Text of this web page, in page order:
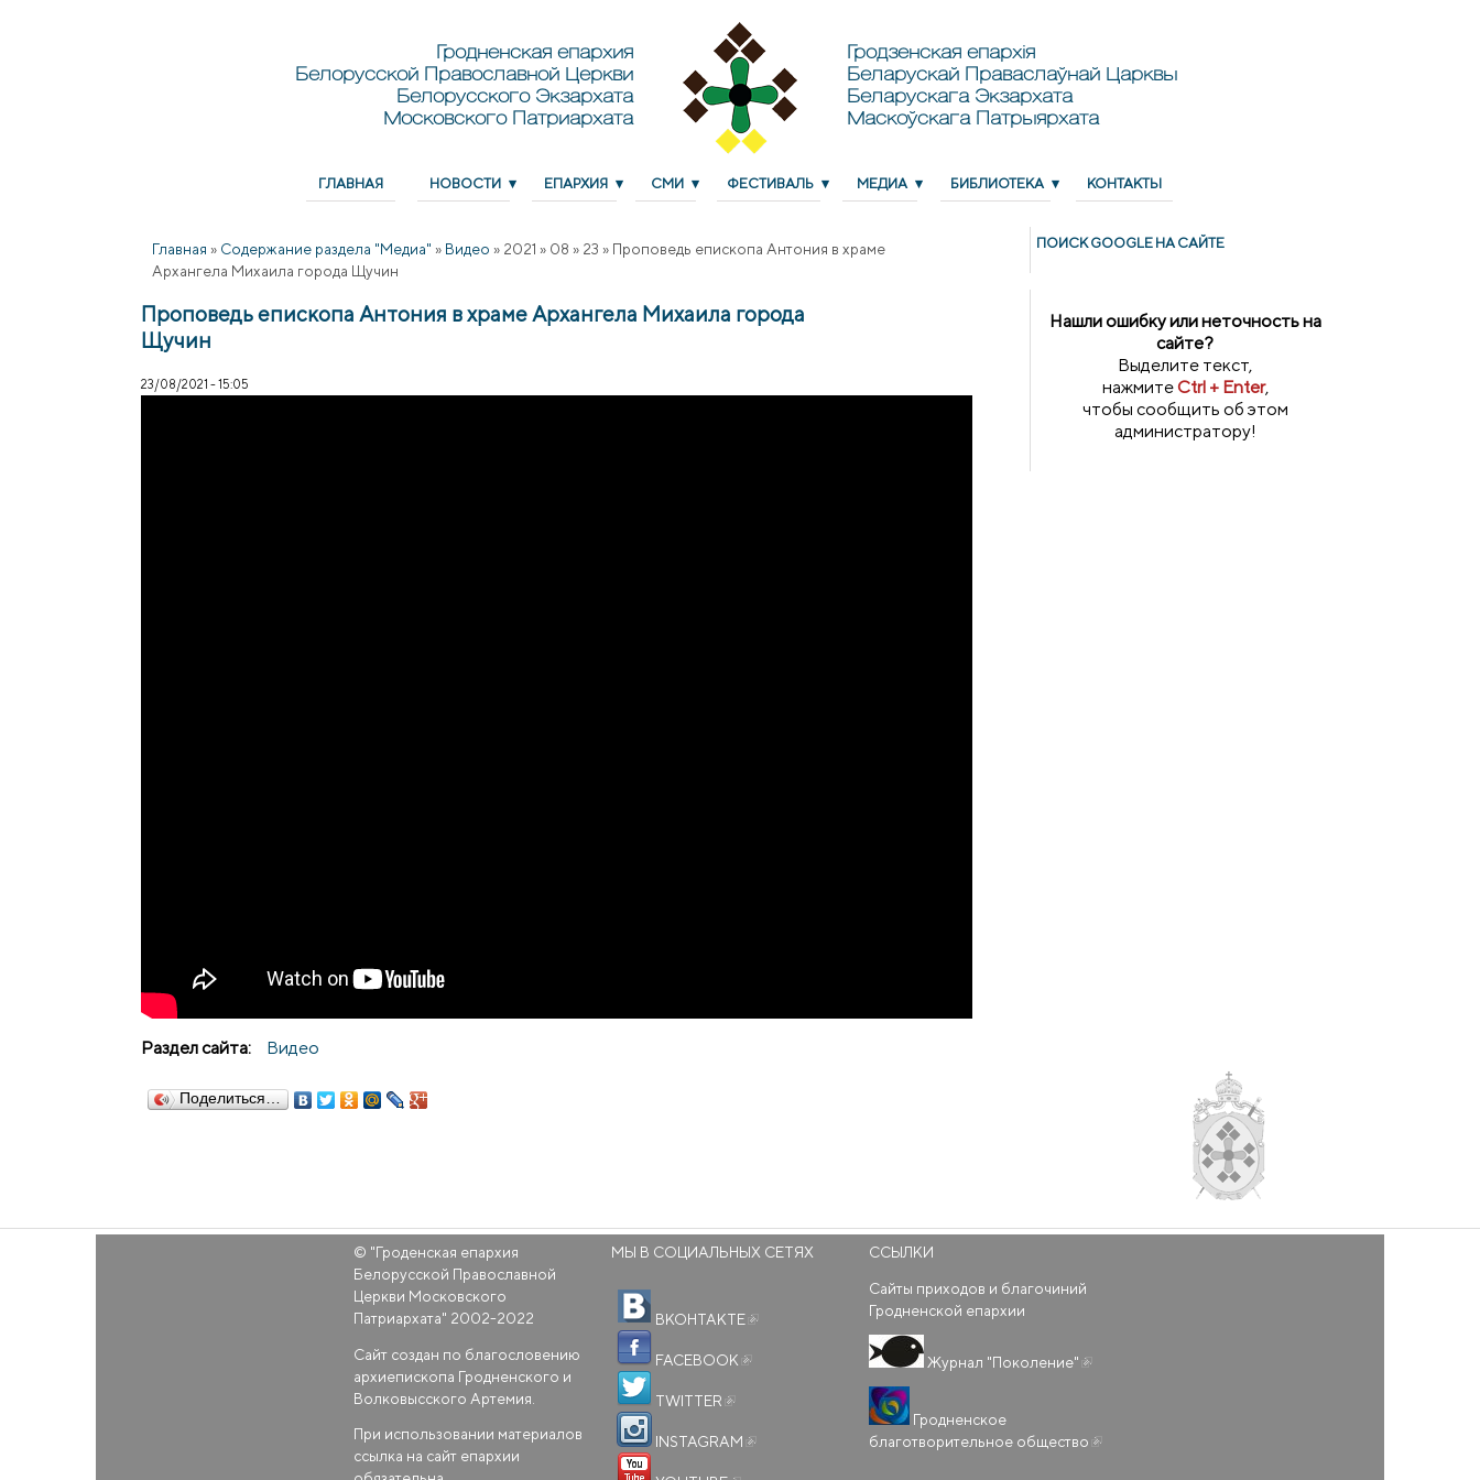
Гродненская епархия
Белорусской Православной Церкви
Белорусского Экзархата
Московского Патриархата
Гродзенская епархія
Беларускай Праваслаўнай Царквы
Беларускага Экзархата
Маскоўскага Патрыярхата
ГЛАВНАЯ НОВОСТИ ЕПАРХИЯ СМИ ФЕСТИВАЛЬ МЕДИА БИБЛИОТЕКА КОНТАКТЫ
Главная » Содержание раздела "Медиа" » Видео » 2021 » 08 » 23 » Проповедь епископа Антония в храме
Архангела Михаила города Щучин
Проповедь епископа Антония в храме Архангела Михаила города
Щучин
23/08/2021 - 15:05
Раздел сайта: Видео
Поделиться…
ПОИСК GOОGLE НА САЙТЕ
Нашли ошибку или неточность на
сайте?
Выделите текст,
нажмитеCtrl + Enter,
чтобы сообщить об этом
администратору!
© "Гроденская епархия
Белорусской Православной
Церкви Московского
Патриархата" 2002-2022
Сайт создан по благословению
архиепископа Гродненского и
Волковысского Артемия.
При использовании материалов
ссылка на сайт епархии
МЫ В СОЦИАЛЬНЫХ СЕТЯХ
ВКОНТАКТЕ
(внешняя ссылка)
FACEBOOK
TWITTER
INSTAGRAM
(внешняя ссылка)
ССЫЛКИ
Сайты приходов и благочиний
Гродненской епархии
Журнал "Поколение"
Гродненское
благотворительное общество (внешняя ссылка)